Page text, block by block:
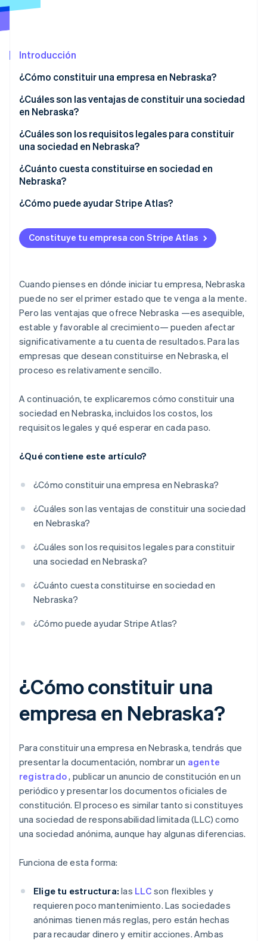
Sesiones de Stripe 2026
Mirar ahoraStripe App Marketplace
Introducción
¿Cómo constituir una empresa en Nebraska?
¿Cuáles son las ventajas de constituir una sociedad
en Nebraska?
¿Cuáles son los requisitos legales para constituir
una sociedad en Nebraska?
Un nombre de la empresa elegible
Documentos de formación
Aviso legal publicado
Registro fiscal
¿Cuánto cuesta constituirse en sociedad en
Nebraska?
Comisiones de presentación
Reserva del nombre (opcional)
Publicación del aviso legal
Informes bienales
Otros posibles costos
¿Cómo puede ayudar Stripe Atlas?
Solicitud de ingreso a Atlas
Acepta pagos y operaciones bancarias antes de que
Compra de acciones del fundador sin efectivo
Declaración automática de la elección de
impuestos 83(b)
Documentos legales de empresas de primer nivel
Un año gratis de Stripe Payments, más $50,000 en
créditos y descuentos para socios
Constituye tu empresa con Stripe Atlas
Cuando pienses en dónde iniciar tu empresa, Nebraska
puede no ser el primer estado que te venga a la mente.
Pero las ventajas que ofrece Nebraska —es asequible,
estable y favorable al crecimiento— pueden afectar
significativamente a tu cuenta de resultados. Para las
empresas que desean constituirse en Nebraska, el
proceso es relativamente sencillo.
A continuación, te explicaremos cómo constituir una
sociedad en Nebraska, incluidos los costos, los
requisitos legales y qué esperar en cada paso.
¿Qué contiene este artículo?
¿Cómo constituir una empresa en Nebraska?
¿Cuáles son las ventajas de constituir una sociedad
en Nebraska?
¿Cuáles son los requisitos legales para constituir
una sociedad en Nebraska?
¿Cuánto cuesta constituirse en sociedad en
Nebraska?
¿Cómo puede ayudar Stripe Atlas?
¿Cómo constituir una
empresa en Nebraska?
Para constituir una empresa en Nebraska, tendrás que
presentar la documentación, nombrar un agente
registrado, publicar un anuncio de constitución en un
periódico y presentar los documentos oficiales de
constitución. El proceso es similar tanto si constituyes
una sociedad de responsabilidad limitada (LLC) como
una sociedad anónima, aunque hay algunas diferencias.
Funciona de esta forma:
Elige tu estructura: las LLC son flexibles y
requieren poco mantenimiento. Las sociedades
anónimas tienen más reglas, pero están hechas
para recaudar dinero y emitir acciones. Ambas